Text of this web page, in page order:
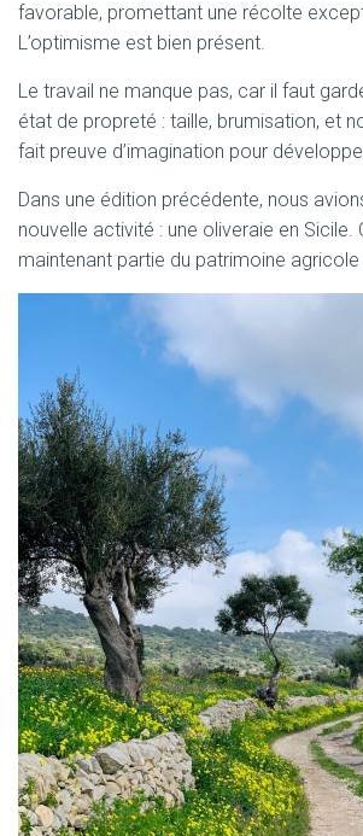
favorable, promettant une récolte
L’optimisme est bien présent.
Le travail ne manque pas, car il faut
état de propreté : taille, brumisation, et
fait preuve d’imagination pour
Dans une édition précédente, nous
nouvelle activité : une oliveraie en Sicile.
maintenant partie du patrimoine